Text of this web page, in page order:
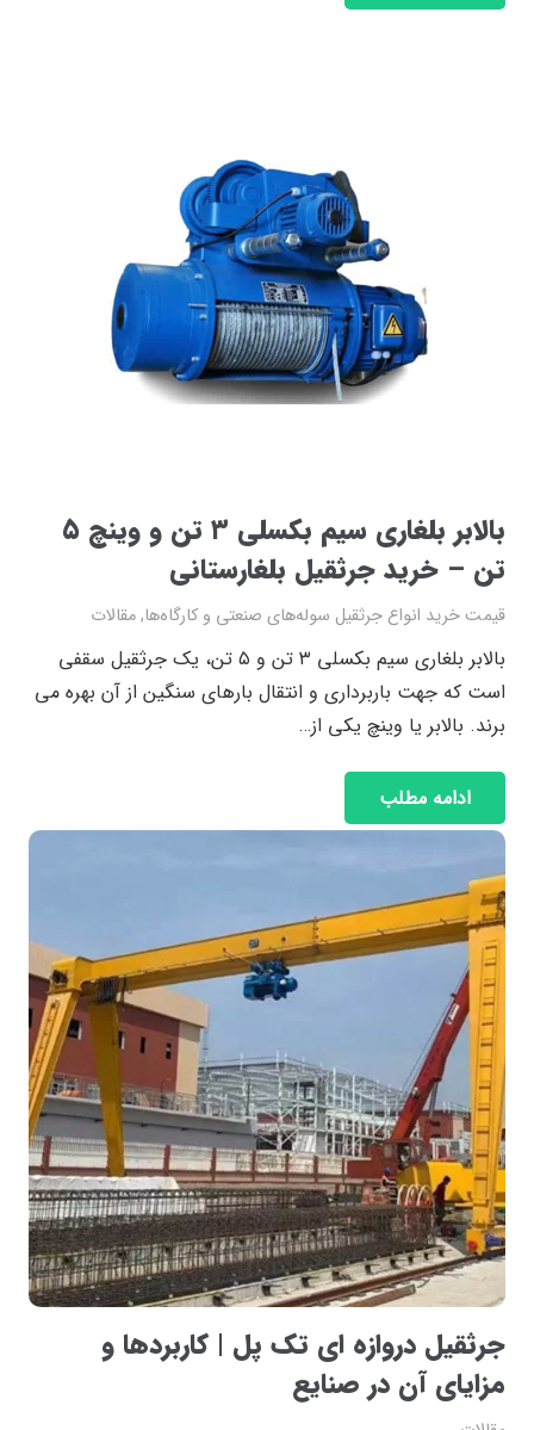
بالابر بلغاری سیم بکسلی ۳ تن و وینچ ۵
تن – خرید جرثقیل بلغارستانی
قیمت خرید انواع جرثقیل سوله‌های صنعتی و کارگاه‌ها,مقالات
بالابر بلغاری سیم بکسلی ۳ تن و ۵ تن، یک جرثقیل سقفی
است که جهت باربرداری و انتقال بارهای سنگین از آن بهره می
برند. بالابر یا وینچ یکی از…
ادامه مطلب
جرثقیل دروازه ای تک پل | کاربردها و
مزایای آن در صنایع